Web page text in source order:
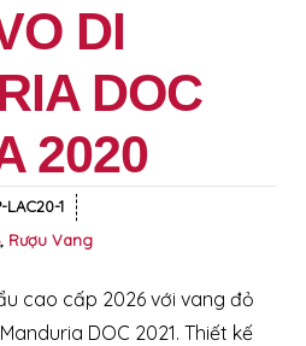
DI
DOC
2020
LAC20-1
, Rượu Vang
cao cấp 2026 với vang đỏ
DOC 2021. Thiết kế